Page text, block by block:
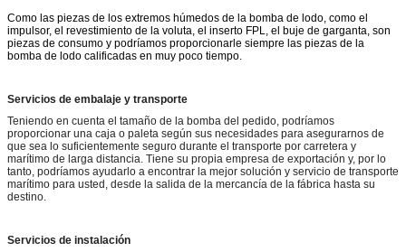
Como las piezas de los extremos húmedos de la bomba de lodo, como el
impulsor, el revestimiento de la voluta, el inserto FPL, el buje de garganta, son
piezas de consumo y podríamos proporcionarle siempre las piezas de la
bomba de lodo calificadas en muy poco tiempo.
Servicios de embalaje y transporte
Teniendo en cuenta el tamaño de la bomba del pedido, podríamos
proporcionar una caja o paleta según sus necesidades para asegurarnos de
que sea lo suficientemente seguro durante el transporte por carretera y
marítimo de larga distancia. Tiene su propia empresa de exportación y, por lo
tanto, podríamos ayudarlo a encontrar la mejor solución y servicio de transporte
marítimo para usted, desde la salida de la mercancía de la fábrica hasta su
destino.
Servicios de instalación